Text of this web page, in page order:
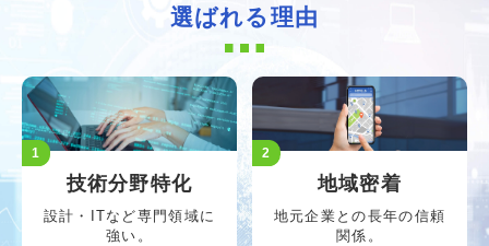
選ばれる理由
1
技術分野特化
設計・ITなど専門領域に
強い。
2
地域密着
地元企業との長年の信頼
関係。